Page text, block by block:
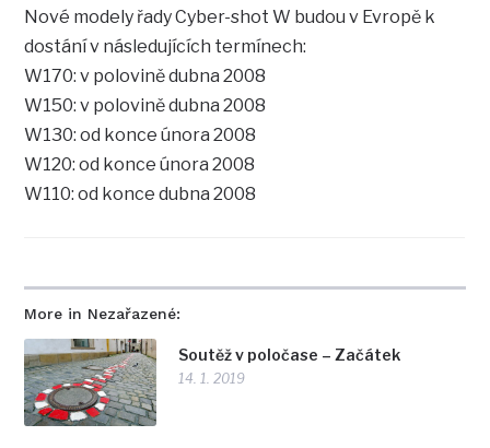
More in Nezařazené:
Soutěž v poločase – Začátek
14. 1. 2019
Nové modely řady Cyber-shot W budou v Evropě k
dostání v následujících termínech:
W170: v polovině dubna 2008
W150: v polovině dubna 2008
W130: od konce února 2008
W120: od konce února 2008
W110: od konce dubna 2008